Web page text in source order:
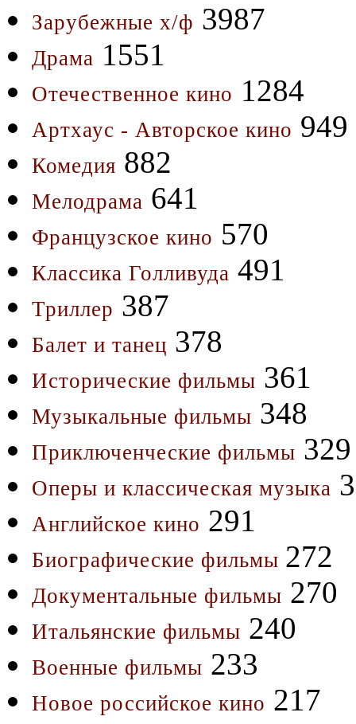
Зарубежные х/ф 3987
Драма 1551
Отечественное кино 1284
Артхаус - Авторское кино 949
Комедия 882
Мелодрама 641
Французское кино 570
Классика Голливуда 491
Триллер 387
Балет и танец 378
Исторические фильмы 361
Музыкальные фильмы 348
Приключенческие фильмы 329
Оперы и классическая музыка
Английское кино 291
Биографические фильмы 272
Документальные фильмы 270
Итальянские фильмы 240
Военные фильмы 233
Новое российское кино 217